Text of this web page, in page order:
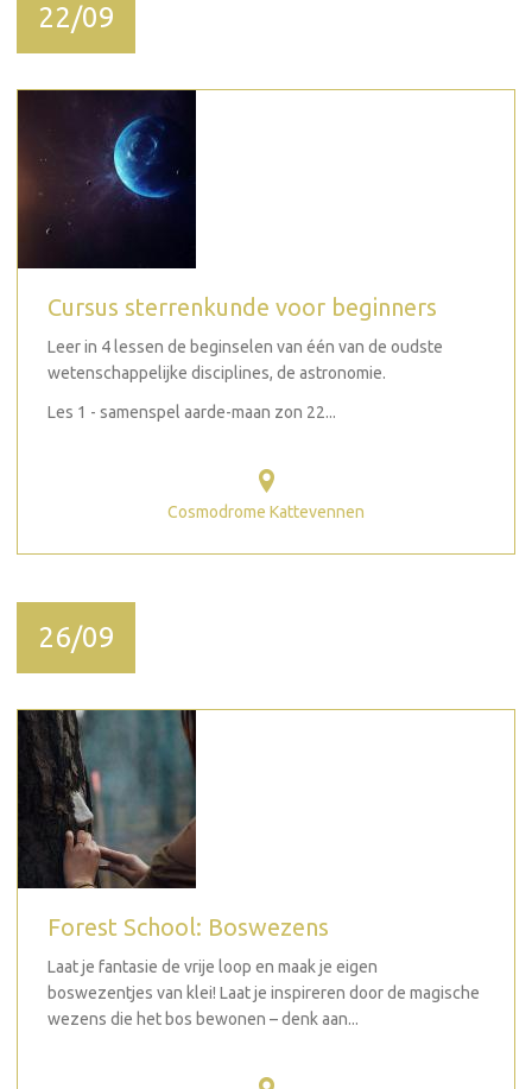
22/09
Cursus sterrenkunde voor beginners
Leer in 4 lessen de beginselen van één van de oudste
wetenschappelijke disciplines, de astronomie.
Les 1 - samenspel aarde-maan zon 22...
Cosmodrome Kattevennen
26/09
Forest School: Boswezens
Laat je fantasie de vrije loop en maak je eigen
boswezentjes van klei! Laat je inspireren door de magische
wezens die het bos bewonen – denk aan...